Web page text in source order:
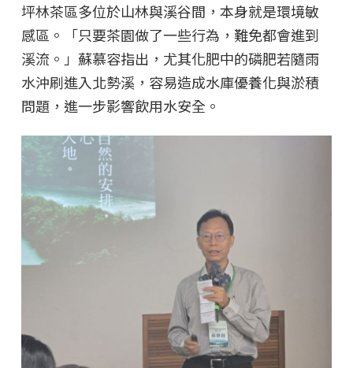
坪林茶區多位於山林與溪谷間，本身就是環境敏
感區。「只要茶園做了一些行為，難免都會進到
溪流。」蘇慕容指出，尤其化肥中的磷肥若隨雨
水沖刷進入北勢溪，容易造成水庫優養化與淤積
問題，進一步影響飲用水安全。